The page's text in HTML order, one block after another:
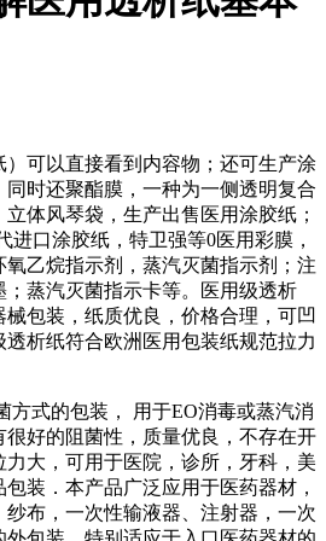
可以直接看到内容物；还可生产涂
时还聚酯膜，一种为一侧透明复合
体风琴袋，生产出售医用涂胶纸；
进口涂胶纸，特卫强等0医用彩膜，
氧乙烷指示剂，蒸汽灭菌指示剂；注
蒸汽灭菌指示卡等。医用级透析
包装，纸质优良，价格合理，可凹
析纸符合欧洲医用包装纸规范拉力
式的包装， 用于EO消毒或蒸汽消
好的阻菌性，质量优良，不存在开
大，可用于医院，诊所，牙科，美
装．本产品广泛应用于医药器材，
布，一次性输液器、注射器，一次